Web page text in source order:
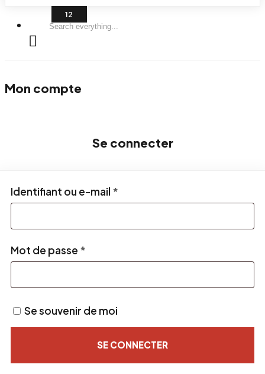
Search
Mon compte
Se connecter
Identifiant ou e-mail *
Mot de passe *
Se souvenir de moi
SE CONNECTER